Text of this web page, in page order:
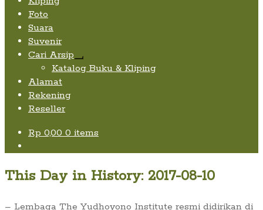
Foto
Suara
Suvenir
Cari Arsip
Expand
child
Katalog Buku & Kliping
Alamat
Rekening
Reseller
Rp 0,00 0 items
This Day in History: 2017-08-10
– Lembaga The Yudhoyono Institute resmi didirikan di